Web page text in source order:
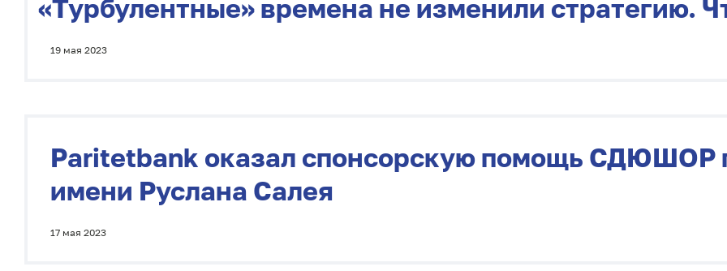
«Турбулентные» времена не изменили стратегию.
19 мая 2023
Paritetbank оказал спонсорскую помощь СДЮШОР
имени Руслана Салея
17 мая 2023